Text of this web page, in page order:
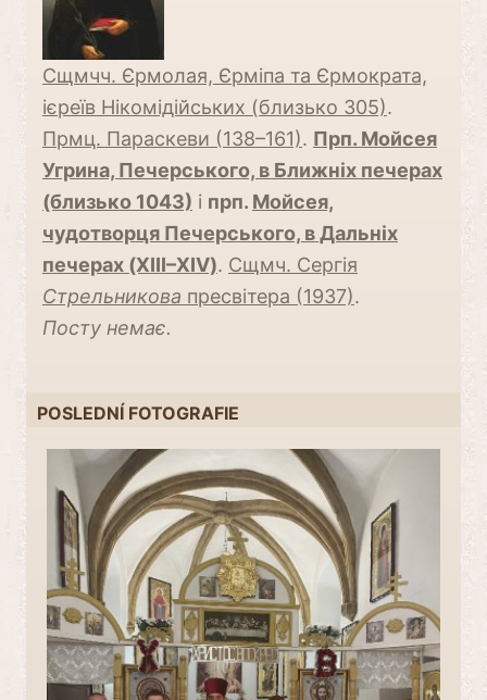
Сщмчч. Єрмолая, Єрміпа та Єрмократа,
ієреїв Нікомідійських (близько 305).
Прмц. Параскеви (138–161). Прп. Мойсея
Угрина, Печерського, в Ближніх печерах
(близько 1043) і прп. Мойсея,
чудотворця Печерського, в Дальніх
печерах (XIII–XIV). Сщмч. Сергія
Стрельникова пресвітера (1937).
Посту немає.
POSLEDNÍ FOTOGRAFIE